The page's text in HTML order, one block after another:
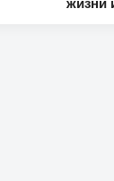
жизни